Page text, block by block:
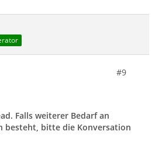
#9
Falls weiterer Bedarf an
besteht, bitte die Konversation